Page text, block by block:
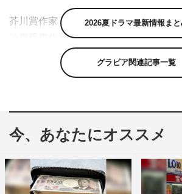
芥川賞作家・津村記久子のデビュー作
治賞受賞作品である「君は永遠にそい
写映画化した本作。卒業間近の大学生
ガイがなんとなく過ごす日常の中で、
2026夏ドラマ最新情報まと
グラビア関連記事一覧
今、あなたにオススメ